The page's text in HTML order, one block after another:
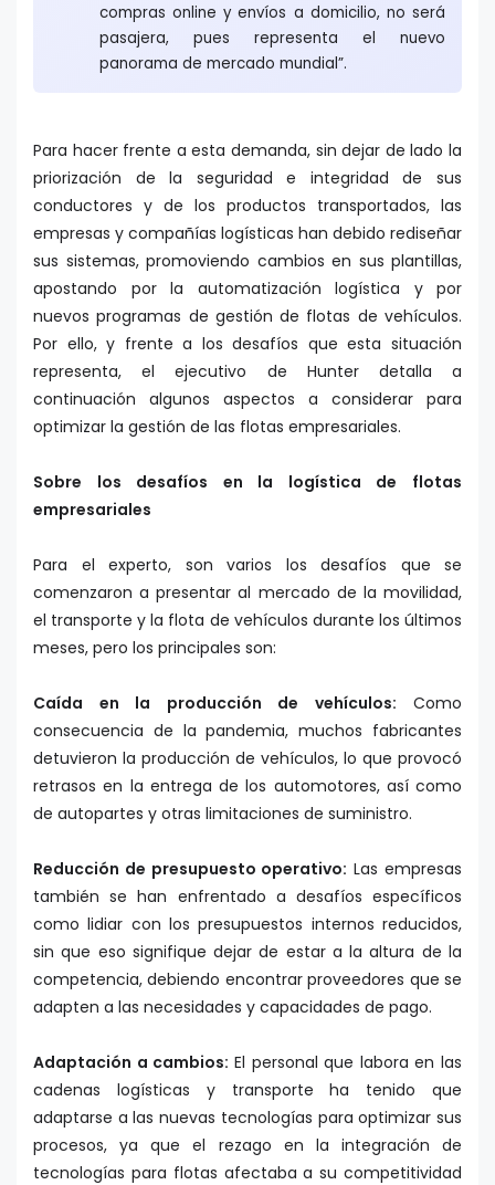
compras online y envíos a domicilio, no será
pasajera, pues representa el nuevo
panorama de mercado mundial”.
Para hacer frente a esta demanda, sin dejar de lado la
priorización de la seguridad e integridad de sus
conductores y de los productos transportados, las
empresas y compañías logísticas han debido rediseñar
sus sistemas, promoviendo cambios en sus plantillas,
apostando por la automatización logística y por
nuevos programas de gestión de flotas de vehículos.
Por ello, y frente a los desafíos que esta situación
representa, el ejecutivo de Hunter detalla a
continuación algunos aspectos a considerar para
optimizar la gestión de las flotas empresariales.
Sobre los desafíos en la logística de flotas
empresariales
Para el experto, son varios los desafíos que se
comenzaron a presentar al mercado de la movilidad,
el transporte y la flota de vehículos durante los últimos
meses, pero los principales son:
Caída en la producción de vehículos: Como
consecuencia de la pandemia, muchos fabricantes
detuvieron la producción de vehículos, lo que provocó
retrasos en la entrega de los automotores, así como
de autopartes y otras limitaciones de suministro.
Reducción de presupuesto operativo: Las empresas
también se han enfrentado a desafíos específicos
como lidiar con los presupuestos internos reducidos,
sin que eso signifique dejar de estar a la altura de la
competencia, debiendo encontrar proveedores que se
adapten a las necesidades y capacidades de pago.
Adaptación a cambios: El personal que labora en las
cadenas logísticas y transporte ha tenido que
adaptarse a las nuevas tecnologías para optimizar sus
procesos, ya que el rezago en la integración de
tecnologías para flotas afectaba a su competitividad